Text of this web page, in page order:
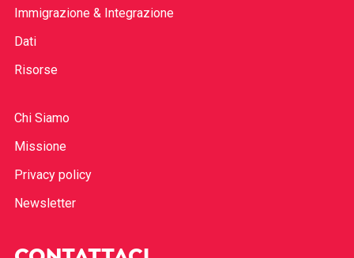
Immigrazione & Integrazione
Dati
Risorse
Chi Siamo
Missione
Privacy policy
Newsletter